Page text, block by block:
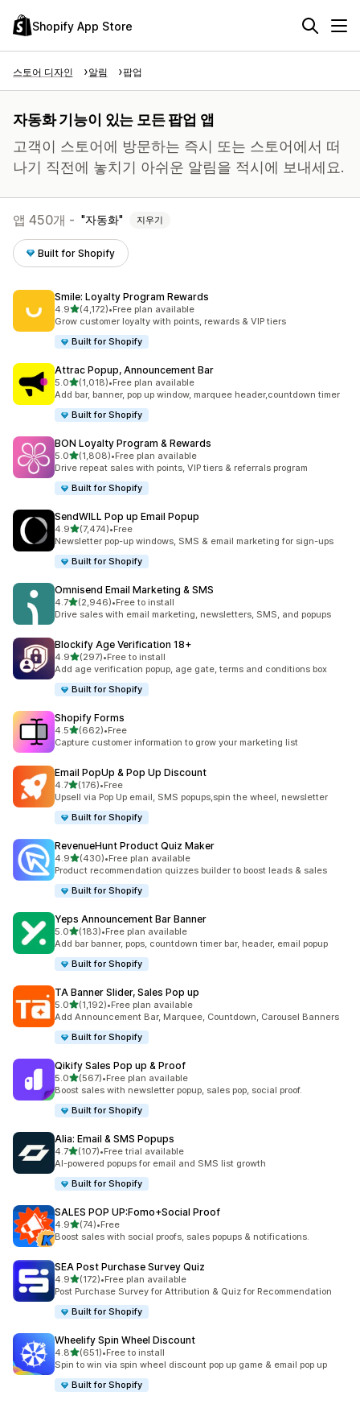
Shopify App Store
스토어 디자인 알림 팝업
자동화 기능이 있는 모든 팝업 앱
고객이 스토어에 방문하는 즉시 또는 스토어에서 떠
나기 직전에 놓치기 아쉬운 알림을 적시에 보내세요.
앱 450개 - 자동화 지우기
Built for Shopify
Smile: Loyalty Program Rewards
4.9별 5개 중
(4,172)
총 리뷰 4172개
•Free plan available
Grow customer loyalty with points, rewards & VIP tiers
Built for Shopify
Attrac Popup, Announcement Bar
5.0별 5개 중
(1,018)
총 리뷰 1018개
•Free plan available
Add bar, banner, pop up window, marquee header,countdown timer
Built for Shopify
BON Loyalty Program & Rewards
5.0별 5개 중
(1,808)
총 리뷰 1808개
•Free plan available
Drive repeat sales with points, VIP tiers & referrals program
Built for Shopify
SendWILL Pop up Email Popup
4.9별 5개 중
(7,474)
총 리뷰 7474개
•Free
Newsletter pop-up windows, SMS & email marketing for sign-ups
Built for Shopify
Omnisend Email Marketing & SMS
4.7별 5개 중
(2,946)
총 리뷰 2946개
•Free to install
Drive sales with email marketing, newsletters, SMS, and popups
Blockify Age Verification 18+
4.9별 5개 중
(297)
총 리뷰 297개
•Free to install
Add age verification popup, age gate, terms and conditions box
Built for Shopify
Shopify Forms
4.5별 5개 중
(662)
총 리뷰 662개
•Free
Capture customer information to grow your marketing list
Email PopUp & Pop Up Discount
4.7별 5개 중
(176)
총 리뷰 176개
•Free
Upsell via Pop Up email, SMS popups,spin the wheel, newsletter
Built for Shopify
RevenueHunt Product Quiz Maker
4.9별 5개 중
(430)
총 리뷰 430개
•Free plan available
Product recommendation quizzes builder to boost leads & sales
Built for Shopify
Yeps Announcement Bar Banner
5.0별 5개 중
(183)
총 리뷰 183개
•Free plan available
Add bar banner, pops, countdown timer bar, header, email popup
Built for Shopify
TA Banner Slider, Sales Pop up
5.0별 5개 중
(1,192)
총 리뷰 1192개
•Free plan available
Add Announcement Bar, Marquee, Countdown, Carousel Banners
Built for Shopify
Qikify Sales Pop up & Proof
5.0별 5개 중
(567)
총 리뷰 567개
•Free plan available
Boost sales with newsletter popup, sales pop, social proof.
Built for Shopify
Alia: Email & SMS Popups
4.7별 5개 중
(107)
총 리뷰 107개
•Free trial available
AI-powered popups for email and SMS list growth
Built for Shopify
SALES POP UP:Fomo+Social Proof
4.9별 5개 중
(74)
총 리뷰 74개
•Free
Boost sales with social proofs, sales popups & notifications.
SEA Post Purchase Survey Quiz
4.9별 5개 중
(172)
총 리뷰 172개
•Free plan available
Post Purchase Survey for Attribution & Quiz for Recommendation
Built for Shopify
Wheelify Spin Wheel Discount
4.8별 5개 중
(651)
총 리뷰 651개
•Free to install
Spin to win via spin wheel discount pop up game & email pop up
Built for Shopify